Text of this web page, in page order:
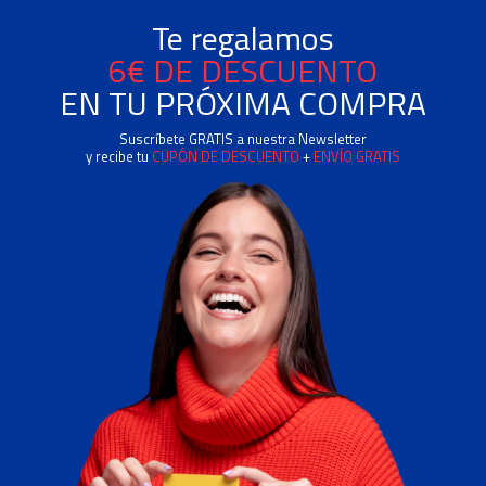
Te regalamos
6€ DE DESCUENTO
EN TU PRÓXIMA COMPRA
Suscríbete GRATIS a nuestra Newsletter
y recibe tu CUPÓN DE DESCUENTO + ENVÍO GRATIS